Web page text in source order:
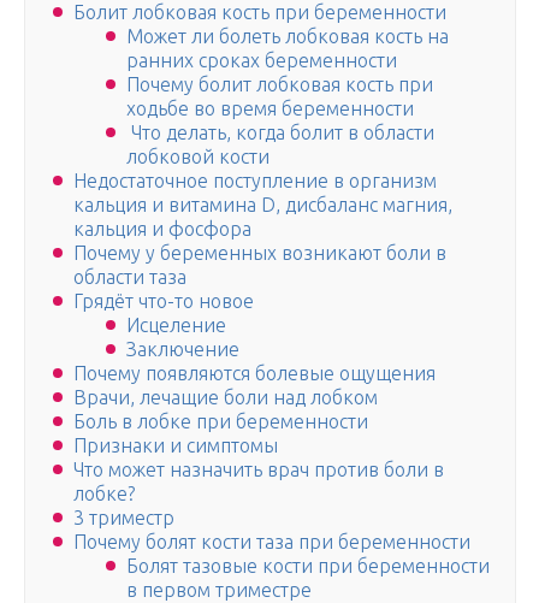
Болит лобковая кость при беременности
Может ли болеть лобковая кость на
ранних сроках беременности
Почему болит лобковая кость при
ходьбе во время беременности
Что делать, когда болит в области
лобковой кости
Недостаточное поступление в организм
кальция и витамина D, дисбаланс магния,
кальция и фосфора
Почему у беременных возникают боли в
области таза
Грядёт что-то новое
Исцеление
Заключение
Почему появляются болевые ощущения
Врачи, лечащие боли над лобком
Боль в лобке при беременности
Признаки и симптомы
Что может назначить врач против боли в
лобке?
3 триместр
Почему болят кости таза при беременности
Болят тазовые кости при беременности
в первом триместре